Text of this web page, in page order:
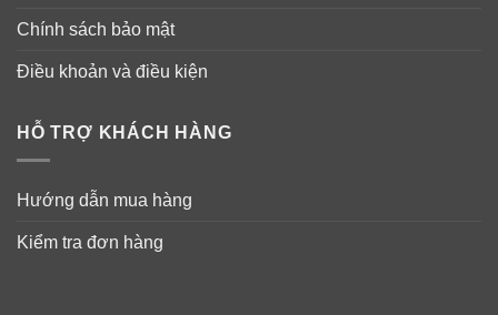
Chính sách bảo mật
Điều khoản và điều kiện
HỖ TRỢ KHÁCH HÀNG
Hướng dẫn mua hàng
Kiểm tra đơn hàng